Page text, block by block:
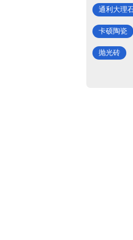
通利大理
卡硕陶瓷
抛光砖